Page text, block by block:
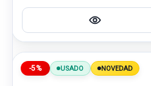
-5% USADO NOVEDAD